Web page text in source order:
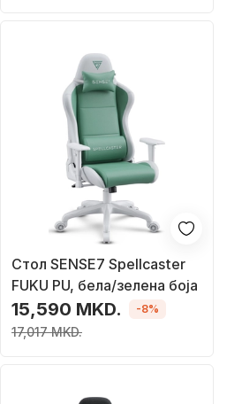
Стол SENSE7 Spellcaster
FUKU PU, бела/зелена боја
15,590 MKD.
17,017 MKD.
-8%